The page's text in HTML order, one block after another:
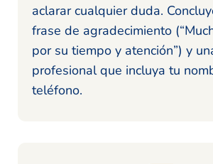
aclarar cualquier duda.
frase de agradecimiento
por su tiempo y atención”) y
profesional que incluya tu
teléfono.